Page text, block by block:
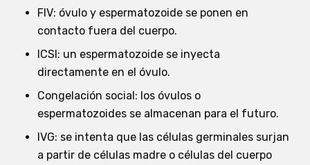
FIV: óvulo y espermatozoide se ponen en
contacto fuera del cuerpo.
ICSI: un espermatozoide se inyecta
directamente en el óvulo.
Congelación social: los óvulos o
espermatozoides se almacenan para el futuro.
IVG: se intenta que las células germinales surjan
a partir de células madre o células del cuerpo